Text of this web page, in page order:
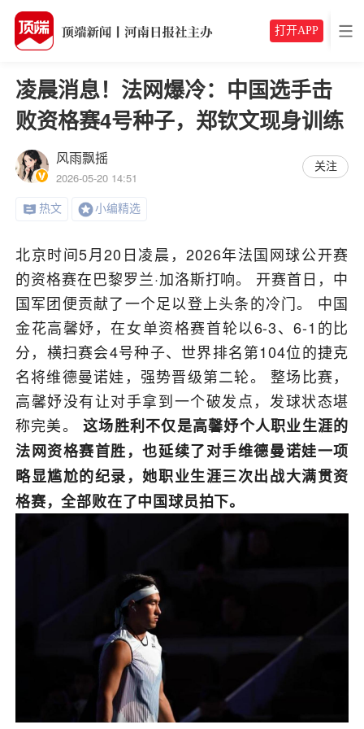
打开APP
凌晨消息！法网爆冷：中国选手击
败资格赛4号种子，郑钦文现身训练
风雨飘摇
2026-05-20 14:51
关注
热文 小编精选
北京时间5月20日凌晨，2026年法国网球公开赛
的资格赛在巴黎罗兰·加洛斯打响。 开赛首日，中
国军团便贡献了一个足以登上头条的冷门。 中国
金花高馨妤，在女单资格赛首轮以6-3、6-1的比
分，横扫赛会4号种子、世界排名第104位的捷克
名将维德曼诺娃，强势晋级第二轮。 整场比赛，
高馨妤没有让对手拿到一个破发点，发球状态堪
称完美。这场胜利不仅是高馨妤个人职业生涯的
法网资格赛首胜，也延续了对手维德曼诺娃一项
略显尴尬的纪录，她职业生涯三次出战大满贯资
格赛，全部败在了中国球员拍下。